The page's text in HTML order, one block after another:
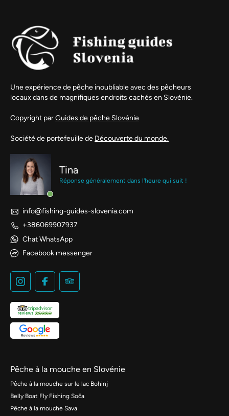
Une expérience de pêche inoubliable avec des pêcheurs
locaux dans de magnifiques endroits cachés en Slovénie.
Copyright parGuides de pêche Slovénie
Société de portefeuille de Découverte du monde.
Tina
Réponse généralement dans l'heure qui suit !
info@fishing-guides-slovenia.com
+386069907937
Chat WhatsApp
Facebook messenger
Pêche à la mouche en Slovénie
Pêche à la mouche sur le lac Bohinj
Belly Boat Fly Fishing Soča
Pêche à la mouche Sava